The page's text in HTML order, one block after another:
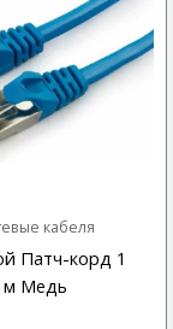
кабеля
Патч-корд 1
м Медь